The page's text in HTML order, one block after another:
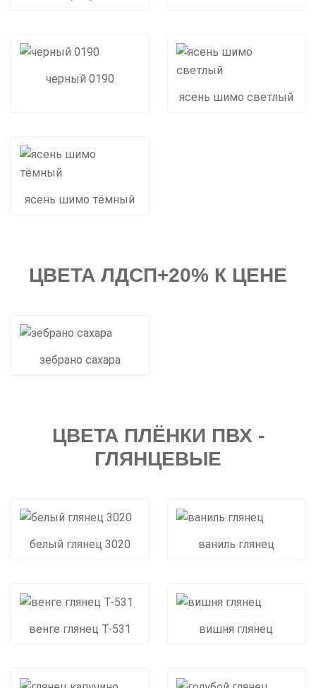
черный 0190
ясень шимо светлый
ясень шимо тёмный
ЦВЕТА ЛДСП+20% К ЦЕНЕ
зебрано сахара
ЦВЕТА ПЛЁНКИ ПВХ -
ГЛЯНЦЕВЫЕ
белый глянец 3020 ваниль глянец
венге глянец Т-531 вишня глянец